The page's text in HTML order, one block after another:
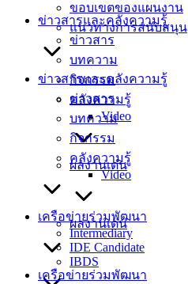
ขอบเขตของแผนงาน
แนวทางการสนับสนุน
ข่าวสารและคลังความรู้
ข่าวสาร
บทความ
กิจกรรม
คลังความรู้
Video
ผลงานเด่น
เครือข่ายร่วมพัฒนา
ข่าวสารและคลังความรู้
ข่าวสาร
บทความ
กิจกรรม
คลังความรู้
Video
ผลงานเด่น
เครือข่ายร่วมพัฒนา
Intermediary
IDE Candidate
IBDS